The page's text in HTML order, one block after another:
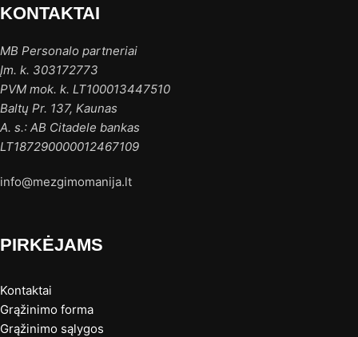
KONTAKTAI
MB Personalo partneriai
Įm. k. 303172773
PVM mok. k. LT100013447510
Baltų Pr. 137, Kaunas
A. s.: AB Citadele bankas
LT187290000012467109
info@mezgimomanija.lt
PIRKĖJAMS
Kontaktai
Grąžinimo forma
Grąžinimo sąlygos